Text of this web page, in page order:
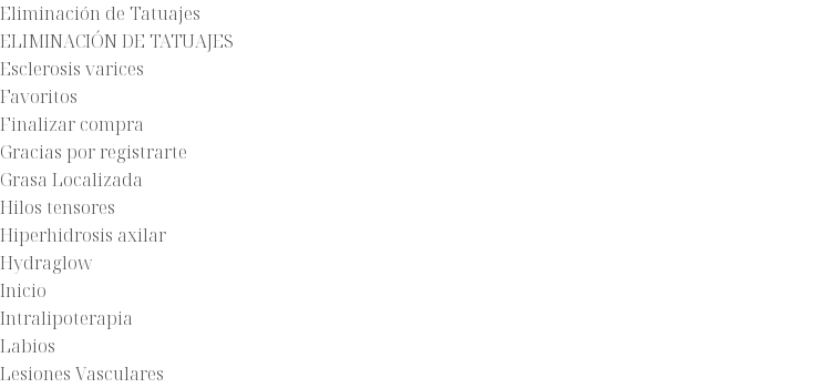
Eliminación de Tatuajes
ELIMINACIÓN DE TATUAJES
Esclerosis varices
Favoritos
Finalizar compra
Gracias por registrarte
Grasa Localizada
Hilos tensores
Hiperhidrosis axilar
Hydraglow
Inicio
Intralipoterapia
Labios
Lesiones Vasculares